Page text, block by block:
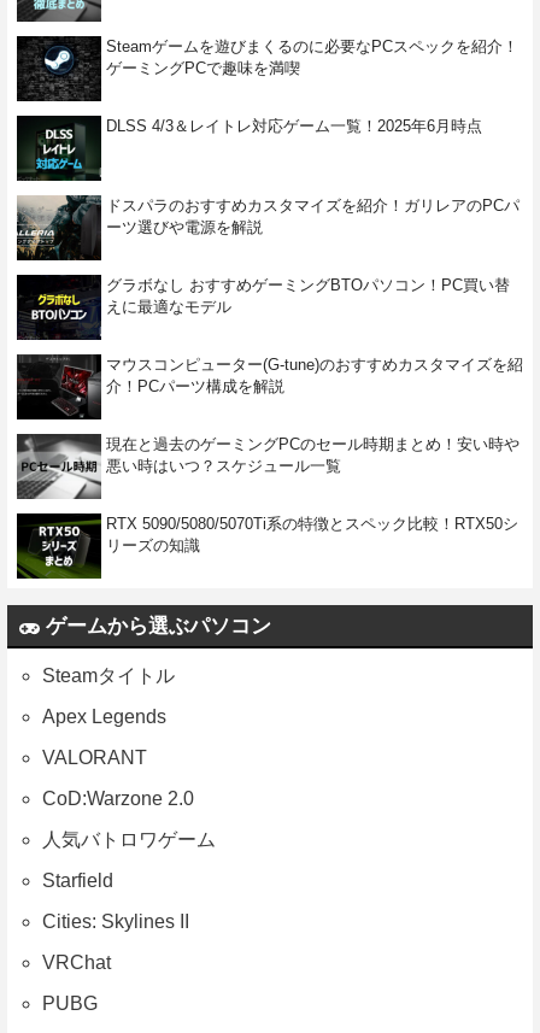
Steamゲームを遊びまくるのに必要なPCスペックを紹介！
ゲーミングPCで趣味を満喫
DLSS 4/3＆レイトレ対応ゲーム一覧！2025年6月時点
ドスパラのおすすめカスタマイズを紹介！ガリレアのPCパ
ーツ選びや電源を解説
グラボなし おすすめゲーミングBTOパソコン！PC買い替
えに最適なモデル
マウスコンピューター(G-tune)のおすすめカスタマイズを紹
介！PCパーツ構成を解説
現在と過去のゲーミングPCのセール時期まとめ！安い時や
悪い時はいつ？スケジュール一覧
RTX 5090/5080/5070Ti系の特徴とスペック比較！RTX50シ
リーズの知識
ゲームから選ぶパソコン
Steamタイトル
Apex Legends
VALORANT
CoD:Warzone 2.0
人気バトロワゲーム
Starfield
Cities: Skylines II
VRChat
PUBG